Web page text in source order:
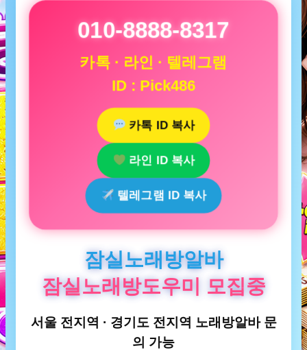
010-8888-8317
카톡 · 라인 · 텔레그램
ID : Pick486
카톡 ID 복사
라인 ID 복사
텔레그램 ID 복사
잠실노래방알바
잠실노래방도우미 모집중
서울 전지역 · 경기도 전지역 노래방알바 문
의 가능